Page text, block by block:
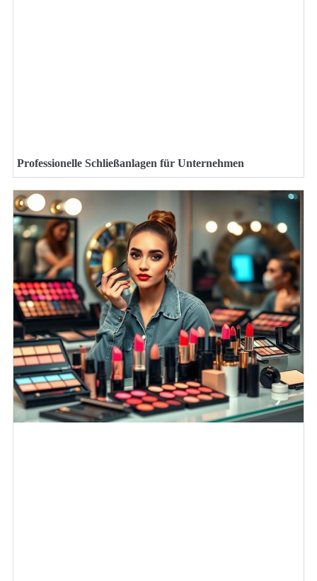
Professionelle Schließanlagen für Unternehmen